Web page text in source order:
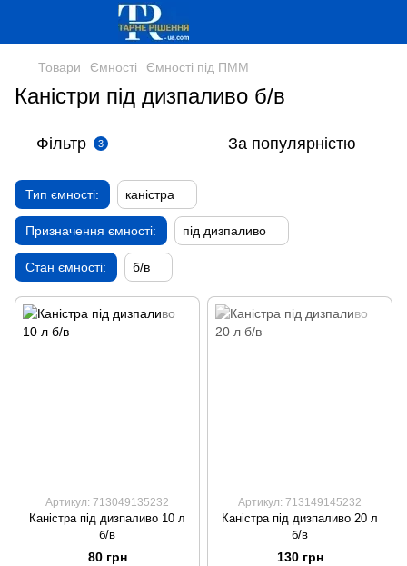
Товари Ємності Ємності під ПММ
Каністри під дизпаливо б/в
Фільтр 3 За популярністю
Тип ємності: каністра
Призначення ємності: під дизпаливо
Стан ємності: б/в
Артикул: 713049135232
Каністра під дизпаливо 10 л
б/в
80 грн
Артикул: 713149145232
Каністра під дизпаливо 20 л
б/в
130 грн